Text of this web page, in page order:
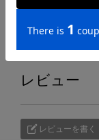
レビュー
レビューを書く